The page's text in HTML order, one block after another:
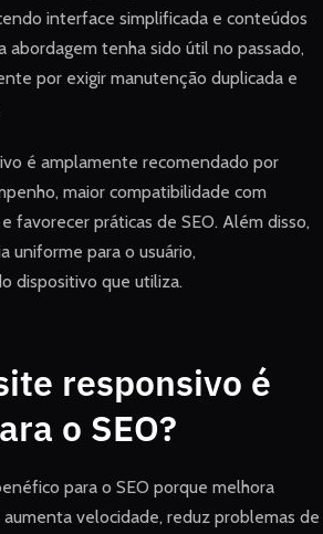
interface simplificada e conteúdos
abordagem tenha sido útil no passado,
por exigir manutenção duplicada e
é amplamente recomendado por
maior compatibilidade com
favorecer práticas de SEO. Além disso,
uniforme para o usuário,
dispositivo que utiliza.
responsivo é
o SEO?
para o SEO porque melhora
aumenta velocidade, reduz problemas de